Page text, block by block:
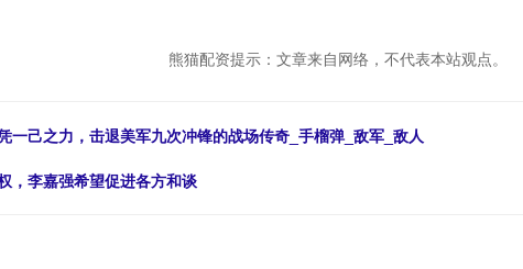
熊猫配资提示：文章来自网络，不代表本站观点。
一己之力，击退美军九次冲锋的战场传奇_手榴弹_敌军_敌人
，李嘉强希望促进各方和谈